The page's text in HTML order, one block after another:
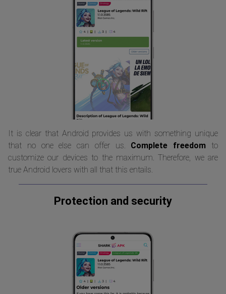
It is clear that Android provides us with something unique
that no one else can offer us. Complete freedom to
customize our devices to the maximum. Therefore, we are
true Android lovers with all that this entails.
Protection and security